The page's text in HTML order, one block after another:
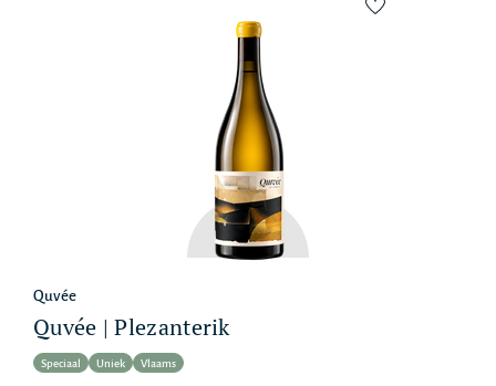
Quvée
Quvée | Plezanterik
Speciaal Uniek Vlaams